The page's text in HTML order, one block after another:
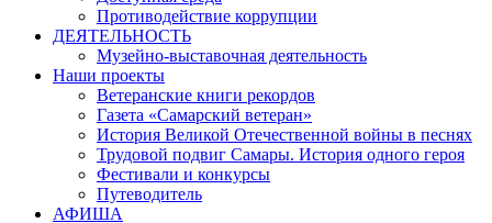
Противодействие коррупции
ДЕЯТЕЛЬНОСТЬ
Музейно-выставочная деятельность
Наши проекты
Ветеранские книги рекордов
Газета «Самарский ветеран»
История Великой Отечественной войны в песнях
Трудовой подвиг Самары. История одного героя
Фестивали и конкурсы
Путеводитель
АФИША